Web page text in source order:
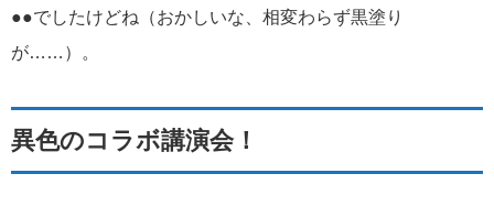
●●でしたけどね（おかしいな、相変わらず黒塗り
が……）。
異色のコラボ講演会！